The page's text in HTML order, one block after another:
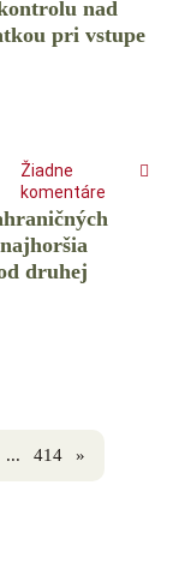
nad
pri vstupe
Žiadne
komentáre
druhej
... 414 »